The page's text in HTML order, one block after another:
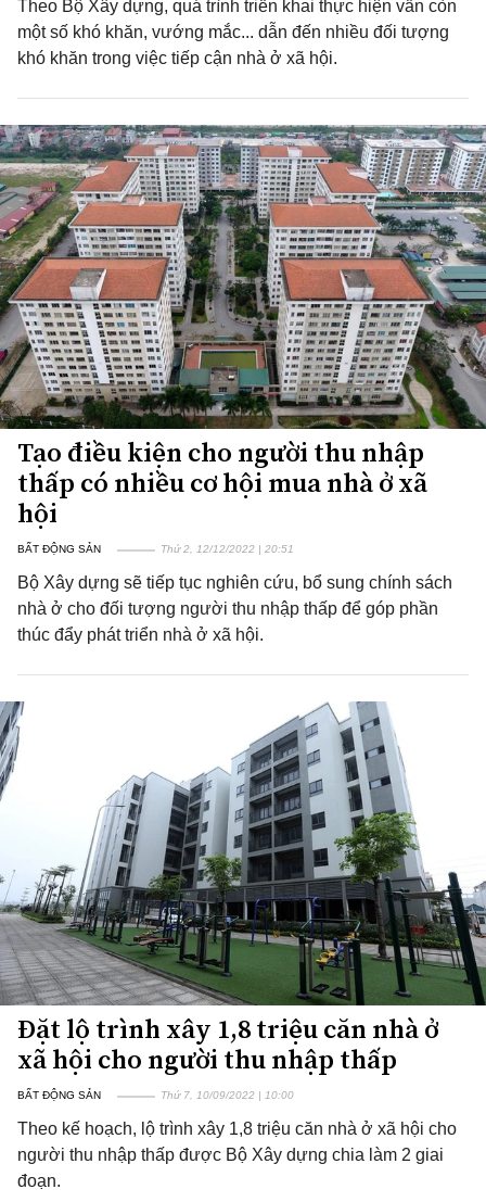
Theo Bộ Xây dựng, quá trình triển khai thực hiện vẫn còn
một số khó khăn, vướng mắc... dẫn đến nhiều đối tượng
khó khăn trong việc tiếp cận nhà ở xã hội.
Tạo điều kiện cho người thu nhập
thấp có nhiều cơ hội mua nhà ở xã
hội
BẤT ĐỘNG SẢN Thứ 2, 12/12/2022 | 20:51
Bộ Xây dựng sẽ tiếp tục nghiên cứu, bổ sung chính sách
nhà ở cho đối tượng người thu nhập thấp để góp phần
thúc đẩy phát triển nhà ở xã hội.
Đặt lộ trình xây 1,8 triệu căn nhà ở
xã hội cho người thu nhập thấp
BẤT ĐỘNG SẢN Thứ 7, 10/09/2022 | 10:00
Theo kế hoạch, lộ trình xây 1,8 triệu căn nhà ở xã hội cho
người thu nhập thấp được Bộ Xây dựng chia làm 2 giai
đoạn.